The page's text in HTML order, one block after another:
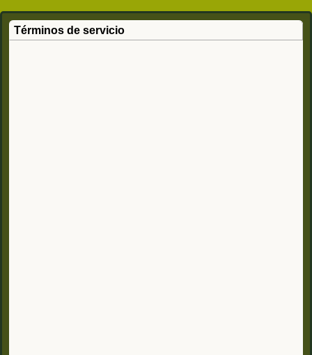
Términos de servicio